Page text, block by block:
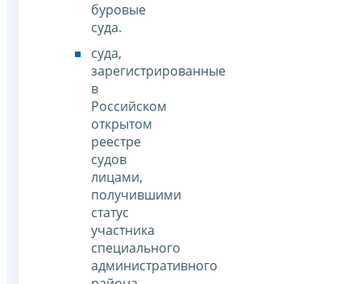
буровые
суда.
суда,
зарегистрированные
в
Российском
открытом
реестре
судов
лицами,
получившими
статус
участника
специального
административного